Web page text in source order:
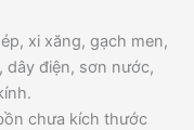
xi xăng, gạch men,
điện, sơn nước,
chưa kích thước